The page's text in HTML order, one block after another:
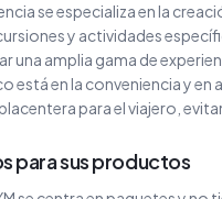
se especializa en la
y actividades
una amplia gama de
está en la conveniencia y
para el viajero,
para sus productos